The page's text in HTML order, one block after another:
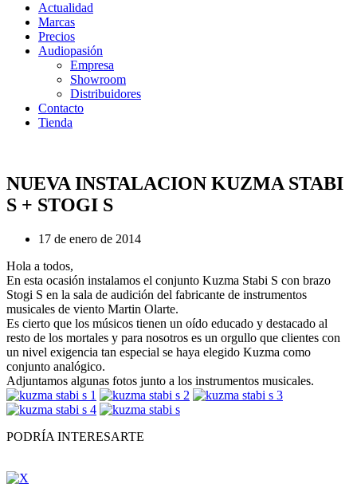
Actualidad
Marcas
Precios
Audiopasión
Empresa
Showroom
Distribuidores
Contacto
Tienda
NUEVA INSTALACION KUZMA STABI
S + STOGI S
17 de enero de 2014
Hola a todos,
En esta ocasión instalamos el conjunto Kuzma Stabi S con brazo
Stogi S en la sala de audición del fabricante de instrumentos
musicales de viento Martin Olarte.
Es cierto que los músicos tienen un oído educado y destacado al
resto de los mortales y para nosotros es un orgullo que clientes con
un nivel exigencia tan especial se haya elegido Kuzma como
conjunto analógico.
Adjuntamos algunas fotos junto a los instrumentos musicales.
PODRÍA INTERESARTE